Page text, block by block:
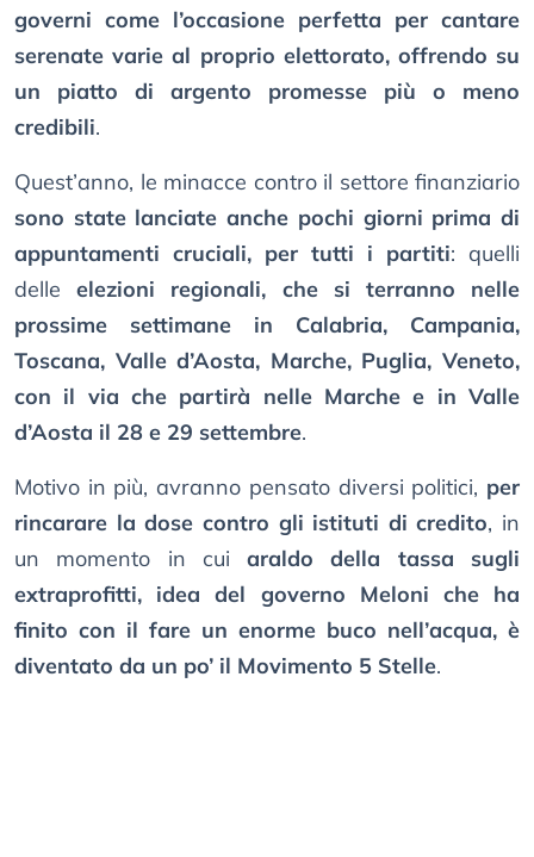
governi come l’occasione perfetta per cantare
serenate varie al proprio elettorato, offrendo su
un piatto di argento promesse più o meno
credibili.
Quest’anno, le minacce contro il settore finanziario
sono state lanciate anche pochi giorni prima di
appuntamenti cruciali, per tutti i partiti: quelli
delleelezioni regionali, che si terranno nelle
prossime settimane in Calabria, Campania,
Toscana, Valle d’Aosta, Marche, Puglia, Veneto,
con il via che partirà nelle Marche e in Valle
d’Aosta il 28 e 29 settembre.
Motivo in più, avranno pensato diversi politici, per
rincarare la dose contro gli istituti di credito, in
un momento in cuiaraldo della tassa sugli
extraprofitti, idea del governo Meloni che ha
finito con il fare un enorme buco nell’acqua, è
diventato da un po’ il Movimento 5 Stelle.